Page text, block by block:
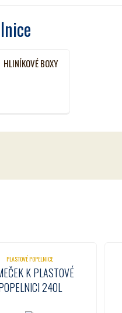
HLINÍKOVÉ BOXY
PLASTOVÉ POPELNICE
K PLASTOVÉ
240L